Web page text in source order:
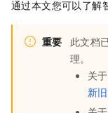
通过本文您可以了解
重要
此文档
理。
关
新